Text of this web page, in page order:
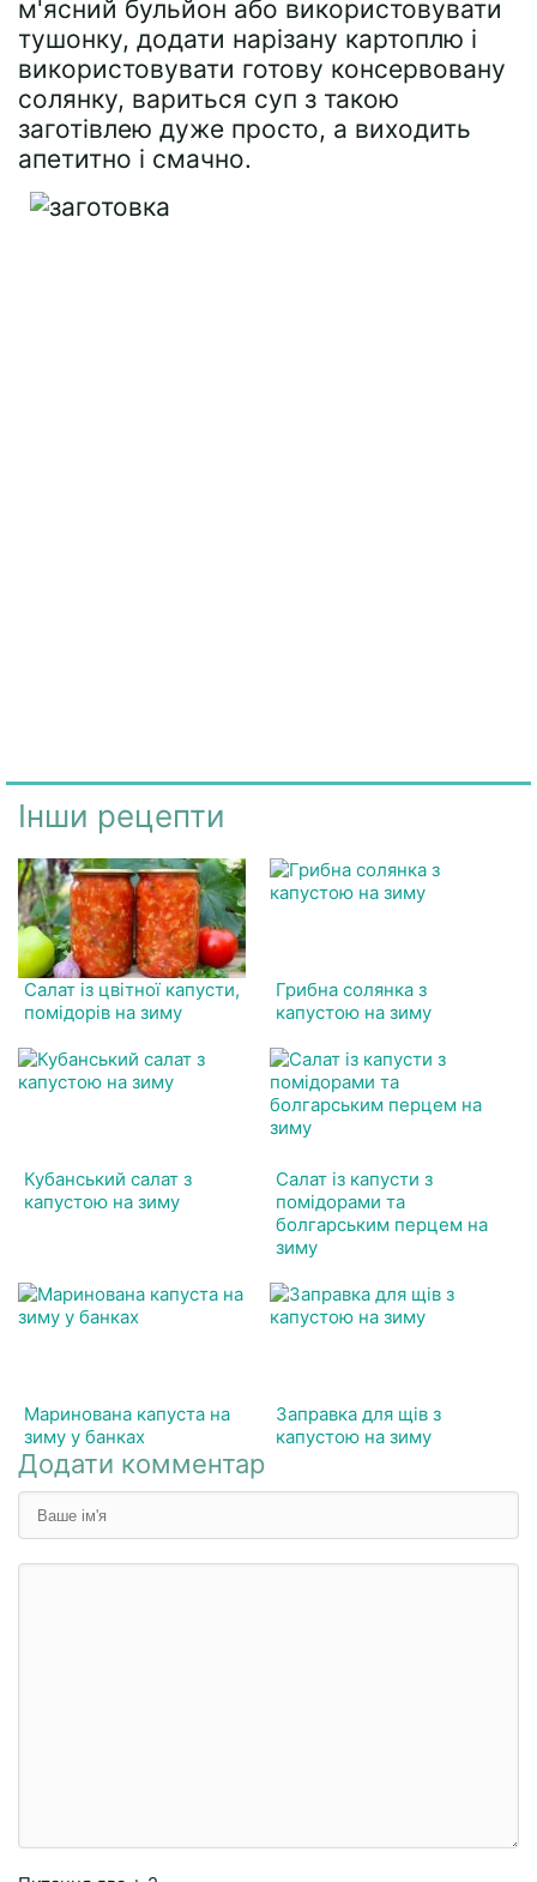
м'ясний бульйон або використовувати
тушонку, додати нарізану картоплю і
використовувати готову консервовану
солянку, вариться суп з такою
заготівлею дуже просто, а виходить
апетитно і смачно.
Інши рецепти
Салат із цвітної капусти,
помідорів на зиму
Грибна солянка з
капустою на зиму
Кубанський салат з
капустою на зиму
Салат із капусти з
помідорами та
болгарським перцем на
зиму
Маринована капуста на
зиму у банках
Заправка для щів з
капустою на зиму
Додати комментар